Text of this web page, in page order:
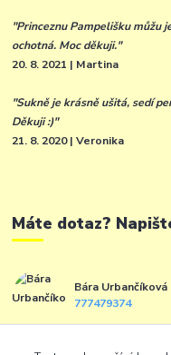
"Princeznu Pampelišku můžu
ochotná. Moc děkuji."
20. 8. 2021 | Martina
"Sukně je krásně ušitá, sedí
Děkuji :)"
21. 8. 2020 | Veronika
Máte dotaz?
Bára Urbančíková
777479374
info@princezna-